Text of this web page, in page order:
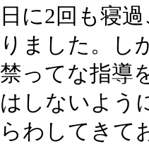
日に2回も寝
りました。し
禁ってな指導
はしないよう
らわしてきて